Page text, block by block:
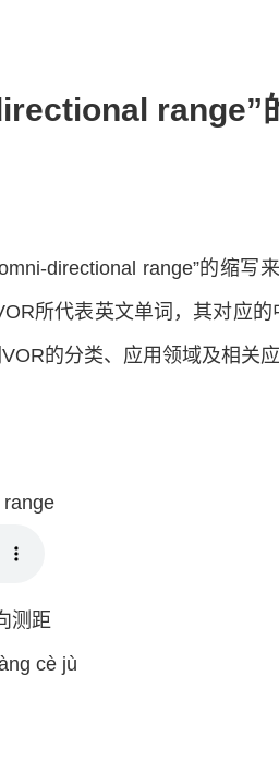
range”
directional range”的缩写
所代表英文单词，其对应
的分类、应用领域及相关应
测距
cè jù